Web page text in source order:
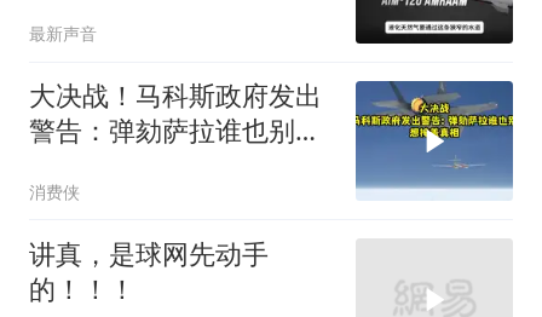
最新声音
大决战！马科斯政府发出
警告：弹劾萨拉谁也别想
消费侠
讲真，是球网先动手
的！！！